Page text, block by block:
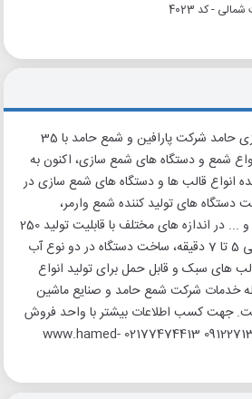
- کد 4023
صنایع ماشین آلات شمع سازی حامد شرکت پارافین و شمع حامد با 35
شمع و دستگاه های شمع سازی، اکنون به
انواع قالب ها و دستگاه های شمع سازی در
های تولید کننده شمع وارمر،
مخروطی، پیچ دار، میله ای و ... در اندازه های مختلف با قابلیت تولید 250
تا 600 عدد شمع در بازه زمانی 5 تا 7 دقیقه، ساخت دستگاه در دو نوع آب
های سبک و قابل حمل برای تولید انواع
خدمات شرکت شمع حامد و صنایع ماشین
جهت کسب اطلاعات بیشتر با واحد فروش
دستگاه تماس بگیرید. 09122713398 02177474413 www.hamed-